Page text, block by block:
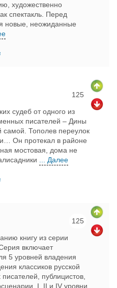
художественно
спектакль. Перед
новые, неожиданные
125
судеб от одного из
писателей – Дины
самой. Тополев переулок
Он протекал в районе
мостовая, дома не
... Далее
125
книгу из серии
включает
5 уровней владения
классиков русской
публицистов,
I, II и IV уровни